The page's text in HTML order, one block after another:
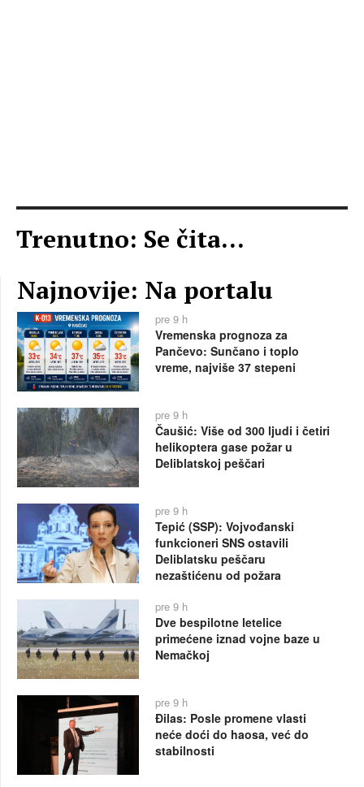
Trenutno: Se čita...
Najnovije: Na portalu
pre 9 h
Vremenska prognoza za
Pančevo: Sunčano i toplo
vreme, najviše 37 stepeni
pre 9 h
Čaušić: Više od 300 ljudi i četiri
helikoptera gase požar u
Deliblatskoj peščari
pre 9 h
Tepić (SSP): Vojvođanski
funkcioneri SNS ostavili
Deliblatsku peščaru
nezaštićenu od požara
pre 9 h
Dve bespilotne letelice
primećene iznad vojne baze u
Nemačkoj
pre 9 h
Đilas: Posle promene vlasti
neće doći do haosa, već do
stabilnosti